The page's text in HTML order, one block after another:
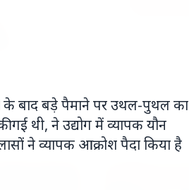
के बाद बड़े पैमाने पर उथल-पुथल का
गई थी, ने उद्योग में व्यापक यौन
ने व्यापक आक्रोश पैदा किया है